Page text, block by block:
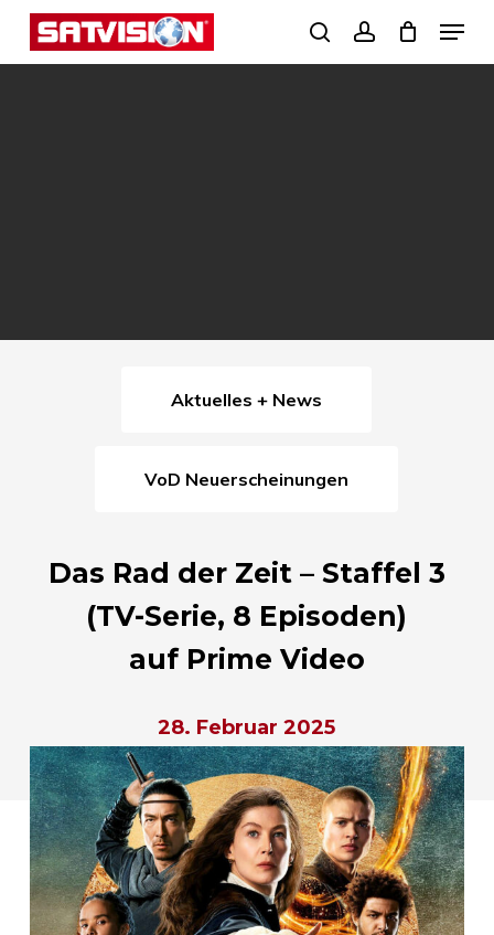
Skip
search
Menu
Aktuelles + News
VoD Neuerscheinungen
Das Rad der Zeit – Staffel 3
(TV-Serie, 8 Episoden)
auf Prime Video
28. Februar 2025